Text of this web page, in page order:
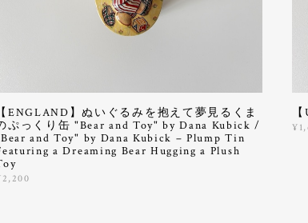
【ENGLAND】ぬいぐるみを抱えて夢見るくま
ぷっくり缶 "Bear and Toy" by Dana Kubick /
and Toy" by Dana Kubick – Plump Tin
a Dreaming Bear Hugging a Plush